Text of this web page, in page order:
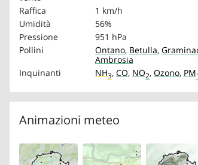
Raffica
1 km/h
Umidità
56%
Pressione
951 hPa
Pollini
Ontano, Betulla,
Ambrosia
Inquinanti
NH3, CO, NO2, Ozono, PM
Animazioni meteo